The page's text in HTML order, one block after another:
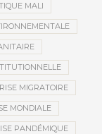
MALI
MIGRATOIRE
MONDIALE
PANDÉMIQUE